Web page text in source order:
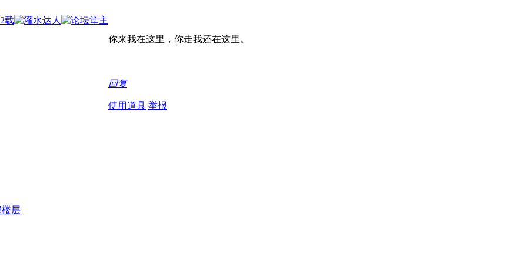
你来我在这里，你走我还在这里。
回复
使用道具 举报
层